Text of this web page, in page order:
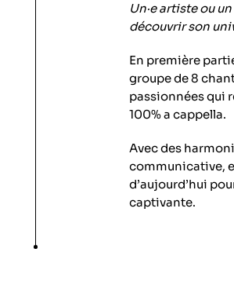
Un·e artiste ou
découvrir son
En première
groupe de 8
passionnées qui
100% a cappella.
Avec des
communicative,
d’aujourd’hui
captivante.